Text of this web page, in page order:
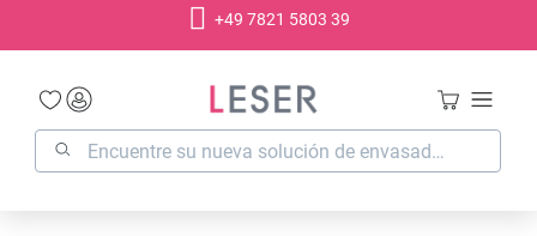
+49 7821 5803 39